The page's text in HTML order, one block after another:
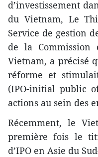
d’investissement
du Vietnam, Le
Service de gestion
de la Commission
Vietnam, a précisé
réforme et
(IPO-initial public
actions au sein des
Récemment, le
première fois le
d’IPO en Asie du